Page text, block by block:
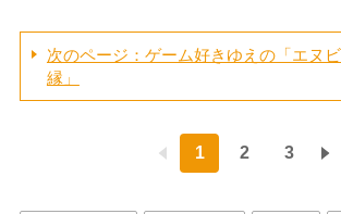
次のページ：ゲーム好きゆえの「エヌ
縁」
1 2 3